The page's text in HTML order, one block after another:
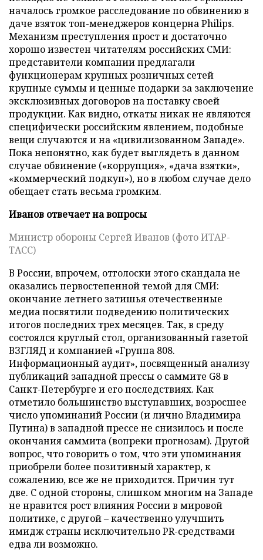
началось громкое расследование по обвинению в
даче взяток топ-менеджеров концерна Philips.
Механизм преступления прост и достаточно
хорошо известен читателям российских СМИ:
представители компании предлагали
функционерам крупных розничных сетей
крупные суммы и ценные подарки за заключение
эксклюзивных договоров на поставку своей
продукции. Как видно, откаты никак не являются
специфически российским явлением, подобные
вещи случаются и на «цивилизованном Западе».
Пока непонятно, как будет выглядеть в данном
случае обвинение («коррупция», «дача взятки»,
«коммерческий подкуп»), но в любом случае дело
обещает стать весьма громким.
Иванов отвечает на вопросы
Министр обороны Сергей Иванов (фото ИТАР-
ТАСС)
В России, впрочем, отголоски этого скандала не
оказались первостепенной темой для СМИ:
окончание летнего затишья отечественные
медиа посвятили подведению политических
итогов последних трех месяцев. Так, в среду
состоялся круглый стол, организованный газетой
ВЗГЛЯД и компанией «Группа 808.
Информационный аудит», посвященный анализу
публикаций западной прессы о саммите G8 в
Санкт-Петербурге и его последствиях. Как
отметило большинство выступавших, возросшее
число упоминаний России (и лично Владимира
Путина) в западной прессе не снизилось и после
окончания саммита (вопреки прогнозам). Другой
вопрос, что говорить о том, что эти упоминания
приобрели более позитивный характер, к
сожалению, все же не приходится. Причин тут
две. С одной стороны, слишком многим на Западе
не нравится рост влияния России в мировой
политике, с другой – качественно улучшить
имидж страны исключительно PR-средствами
едва ли возможно.